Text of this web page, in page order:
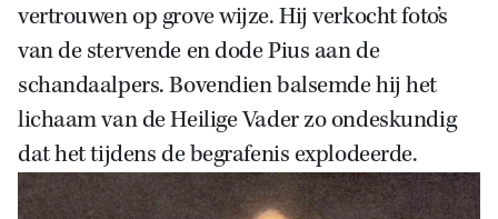
Zoek
vertrouwen op grove wijze. Hij verkocht foto’s
van de stervende en dode Pius aan de
schandaalpers. Bovendien balsemde hij het
lichaam van de Heilige Vader zo ondeskundig
dat het tijdens de begrafenis explodeerde.